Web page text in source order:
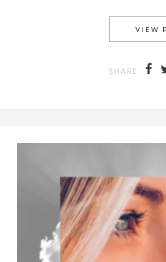
VIEW
SHARE